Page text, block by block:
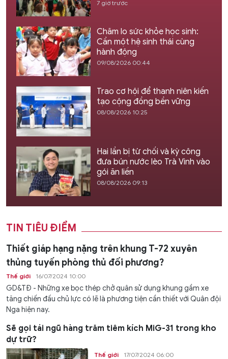
7 giờ trước
Chăm lo sức khỏe học sinh:
Cần một hệ sinh thái cùng
hành động
09/08/2026 00:44
Trao cơ hội để thanh niên kiến
tạo cộng đồng bền vững
08/08/2026 10:25
Hai lần bị từ chối và kỳ công
đưa bún nước lèo Trà Vinh vào
gói ăn liền
08/08/2026 09:13
TIN TIÊU ĐIỂM
Thiết giáp hạng nặng trên khung T-72 xuyên
thủng tuyến phòng thủ đối phương?
Thế giới 16/07/2024 10:00
GD&TĐ - Những xe bọc thép chở quân sử dụng khung gầm xe
tăng chiến đấu chủ lực có lẽ là phương tiện cần thiết với Quân đội
Nga hiện nay.
Sẽ gọi tái ngũ hàng trăm tiêm kích MiG-31 trong kho
dự trữ?
Thế giới 17/07/2024 06:00